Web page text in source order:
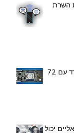
השרת
אינטל משיקה מעבד בודד עם 72
יכול